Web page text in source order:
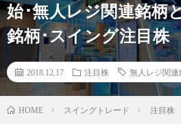
始･無人レジ関連銘柄
銘柄･スイング注目株
2018.12.17 注目株 無人レジ関連
HOME スイングトレード 注目株